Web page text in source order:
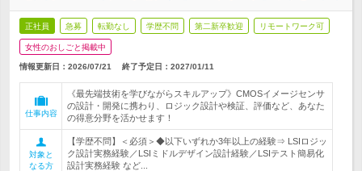
正社員 急募 転勤なし 学歴不問 第二新卒歓迎 リモートワーク可
女性のおしごと掲載中
情報更新日：2026/07/21 終了予定日： 2027/01/11
仕事内容
《最先端技術を学びながらスキルアップ》CMOSイメージセンサ
の設計・開発に携わり、ロジック設計や検証、評価など、あなた
の得意分野を活かせます！
対象と
なる方
【学歴不問】＜必須＞◆以下いずれか3年以上の経験⇒ LSIロジッ
ク設計実務経験／LSIミドルデザイン設計経験／LSIテスト簡易化
設計実務経験 など...